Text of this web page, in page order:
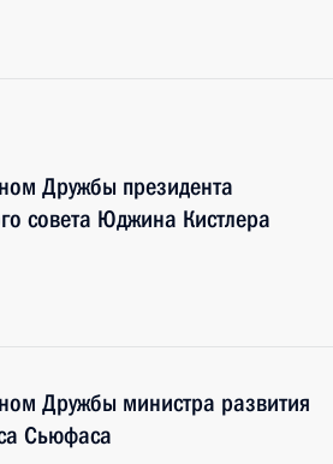
Дружбы президента
совета Юджина Кистлера
Дружбы министра развития
Сьюфаса